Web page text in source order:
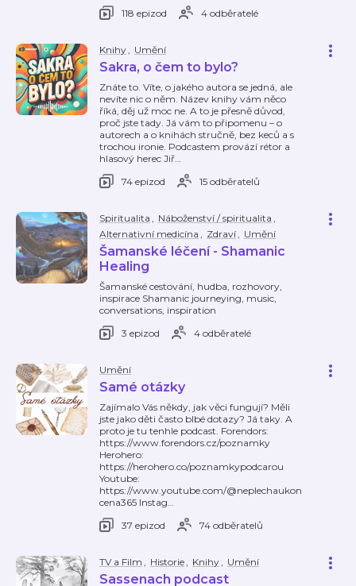
118 epizod
4 odběratelé
Knihy, Umění
Sakra, o čem to bylo?
Znáte to. Víte, o jakého autora se jedná, ale
nevíte nic o něm. Název knihy vám něco
říká, děj už moc ne. A to je přesně důvod,
proč jste tady. Já vám to připomenu – o
autorech a o knihách stručně, bez keců a s
trochou ironie. Podcastem provází rétor a
hlasový herec Jiř…
74 epizod
15 odběratelů
Spiritualita , Náboženství / spiritualita ,
Alternativní medicína , Zdraví, Umění
Šamanské léčení - Shamanic
Healing
Šamanské cestování, hudba, rozhovory,
inspirace Shamanic journeying, music,
conversations, inspiration
3 epizod
4 odběratelé
Umění
Samé otázky
Zajímalo Vás někdy, jak věci fungují? Měli
jste jako děti často blbé dotazy? Já taky. A
proto je tu tenhle podcast. Forendors:
https://www.forendors.cz/poznamky
Herohero:
https://herohero.co/poznamkypodcarou
Youtube:
https://www.youtube.com/@neplechaukon
cena365 Instag…
37 epizod
74 odběratelů
TV a Film , Historie, Knihy, Umění
Sassenach podcast